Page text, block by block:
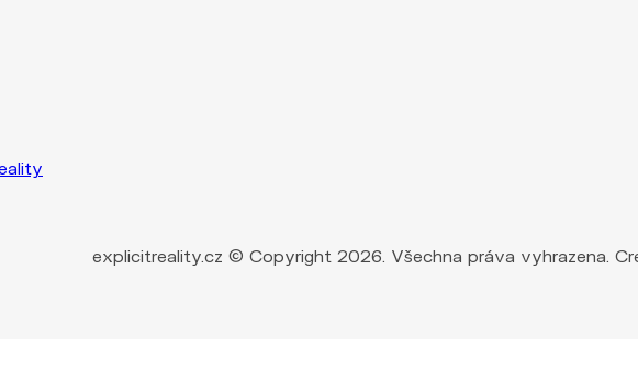
explicitreality.cz © Copyright 2026. Všechna práva vyhrazena.